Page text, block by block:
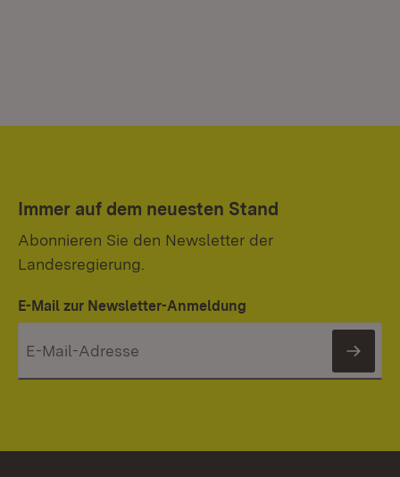
Immer auf dem neuesten Stand
Abonnieren Sie den Newsletter der
Landesregierung.
E-Mail zur Newsletter-Anmeldung